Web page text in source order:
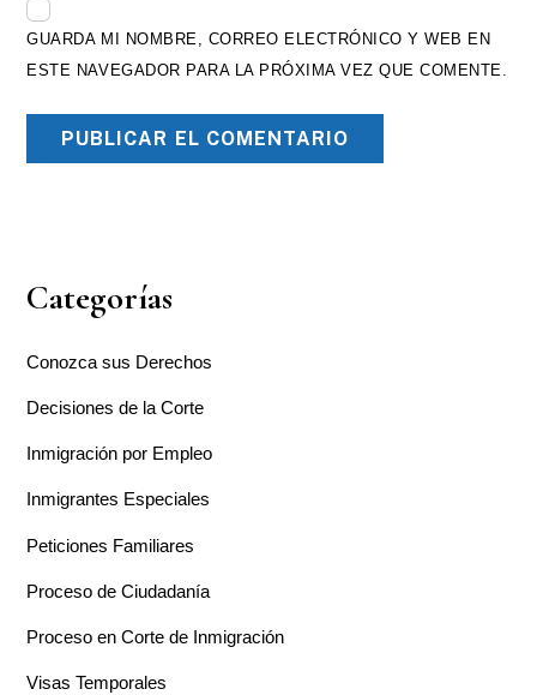
GUARDA MI NOMBRE, CORREO ELECTRÓNICO Y WEB EN
ESTE NAVEGADOR PARA LA PRÓXIMA VEZ QUE COMENTE.
Categorías
Conozca sus Derechos
Decisiones de la Corte
Inmigración por Empleo
Inmigrantes Especiales
Peticiones Familiares
Proceso de Ciudadanía
Proceso en Corte de Inmigración
Visas Temporales